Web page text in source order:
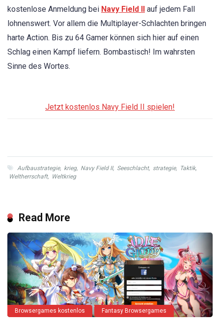
kostenlose Anmeldung bei Navy Field II auf jedem Fall
lohnenswert. Vor allem die Multiplayer-Schlachten bringen
harte Action. Bis zu 64 Gamer können sich hier auf einen
Schlag einen Kampf liefern. Bombastisch! Im wahrsten
Sinne des Wortes.
Jetzt kostenlos Navy Field II spielen!
Aufbaustrategie, krieg, Navy Field II, Seeschlacht, strategie, Taktik,
Weltherrschaft, Weltkrieg
Read More
Browsergames kostenlos Fantasy Browsergames